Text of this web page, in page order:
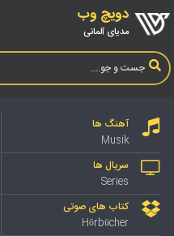
دویچ وب
مدیای آلمانی
آهنگ ها
Musik
سریال ها
Series
کتاب های صوتی
Hörbücher